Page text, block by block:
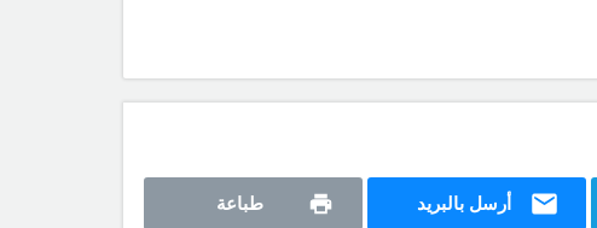
أرسل بالبريد طباعة